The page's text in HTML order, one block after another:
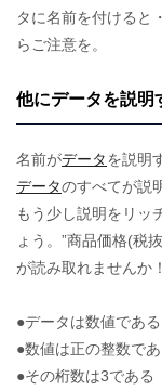
タに名前を付けると
らご注意を。
他にデータを説明
名前がデータを説明
データのすべてが説
もう少し説明をリッ
ょう。”商品価格(税
が読み取れませんか
●データは数値である
●数値は正の整数であ
●その桁数は3である